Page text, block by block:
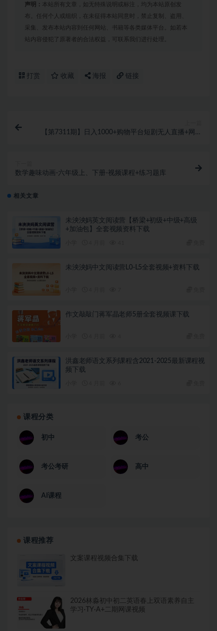
声明： 本站所有文章，如无特殊说明或标注，均为本站原创发
布。任何个人或组织，在未征得本站同意时，禁止复制、盗用、
采集、发布本站内容到任何网站、书籍等各类媒体平台。如若本
站内容侵犯了原著者的合法权益，可联系我们进行处理。
打赏 收藏 海报 链接
【第7311期】日入1000+购物平台短剧无人直播+网盘
数学趣味动画-六年级上、下册-视频课程+练习题库
相关文章
未泱泱妈英文阅读营【桥梁+初级+中级+高级
+加油包】全套视频资料下载
未泱泱妈中文阅读营L0-L5全套视频+资料下载
作文敲敲门蒋军晶老师5册全套视频课下载
洪鑫老师语文系列课程含2021-2025最新课程视
频下载
课程分类
初中 考公
考公考研 高中
AI课程
课程推荐
文案课程视频合集下载
2026林淼初中初二英语春上双语素养自主
学习·TY·A+二期网课视频